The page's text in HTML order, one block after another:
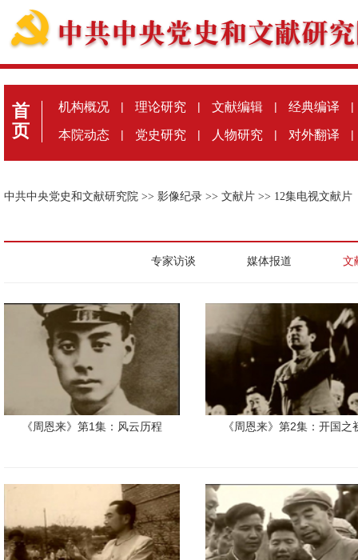
首
页
机构概况 | 理论研究 | 文献编辑 | 经典编译 |
本院动态 | 党史研究 | 人物研究 | 对外翻译 |
中共中央党史和文献研究院 >> 影像纪录 >> 文献片 >> 12集电视文献片
专家访谈 媒体报道 文
《周恩来》第1集：风云历程 《周恩来》第2集：开国之